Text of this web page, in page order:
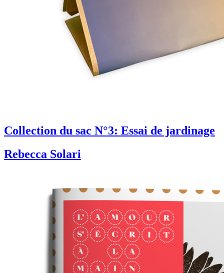
Collection du sac N°3: Essai de jardinage
Rebecca Solari